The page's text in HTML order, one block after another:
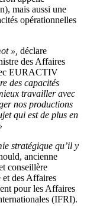
mais aussi une
opérationnelles
», déclare
des Affaires
EURACTIV
des capacités
travailler avec
nos productions
qui est de plus en
stratégique qu’il y
ancienne
conseillère
et des Affaires
pour les Affaires
(IFRI).